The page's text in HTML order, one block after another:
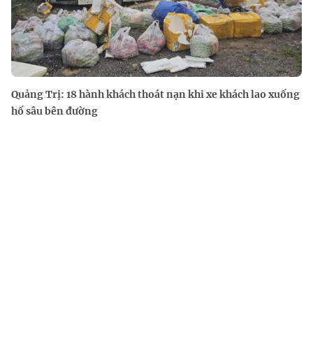
Quảng Trị: 18 hành khách thoát nạn khi xe khách lao xuống
hố sâu bên đường